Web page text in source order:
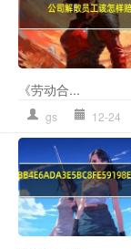
《劳动合...
gs 12-24